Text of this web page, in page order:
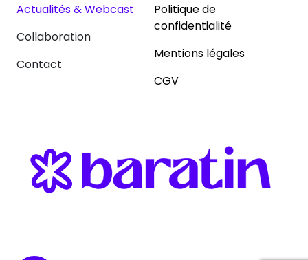
Actualités & Webcast
Collaboration
Contact
Politique de
confidentialité
Mentions légales
CGV